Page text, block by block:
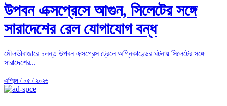
উপবন এক্সপ্রেসে আগুন, সিলেটের সঙ্গে
সারাদেশের রেল যোগাযোগ বন্ধ
মৌলভীবাজারে চলন্ত উপবন এক্সপ্রেস ট্রেনে অগ্নিকাণ্ডের ঘটনায় সিলেটের সঙ্গে
সারাদেশের...
এপ্রিল / ০৫ / ২০২৬